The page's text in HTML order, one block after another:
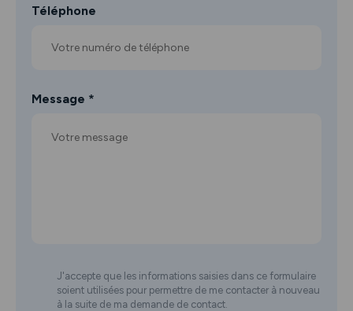
Téléphone
Message *
J'accepte que les informations saisies dans ce formulaire
soient utilisées pour permettre de me contacter à nouveau
à la suite de ma demande de contact.